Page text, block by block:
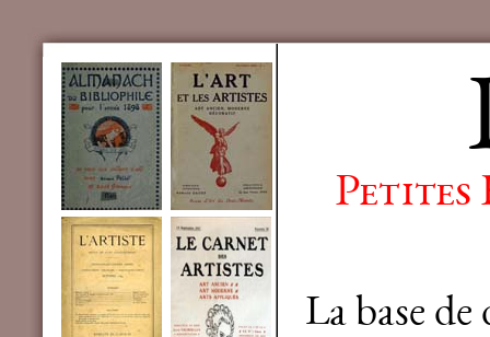
Petites
La base